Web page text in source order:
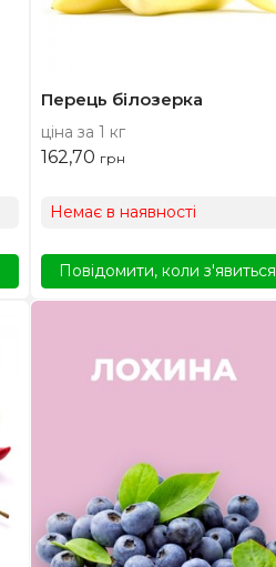
Перець білозерка
ціна за 1 кг
162,70 грн
Немає в наявності
Повідомити, коли з'явиться